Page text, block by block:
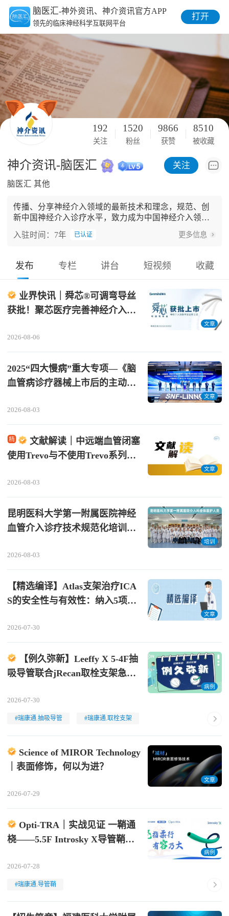
脑医汇-神外资讯、神介资讯官方APP
领先的临床神经科学互联网平台
打开
192
关注
1520
粉丝
9866
获赞
8510
被收藏
神介资讯-脑医汇 关注
脑医汇 其他
传播、分享神经介入领域的最新技术和理念，规范、创
新中国神经介入诊疗水平，致力成为中国神经介入领域
最专业的在线教育平台、线上会务平台、远程会诊转诊
平台、临床科研等平台。
入驻时间：7年 已认证 更多信息
发布 专栏 讲台 短视频 收藏
业界快讯｜舜芯®可调弯导丝
获批！聚芯医疗完善神经介入通
2026-08-06
文章
2025“四大慢病”重大专项—《脑
血管病诊疗器械上市后的主动监
参与协作中心招募通知
2026-08-03
文章
文献解读｜中远端血管闭塞
使用Trevo与不使用Trevo系列取
功率：一项多中心倾向性评分匹
配分析
2026-08-03
文章
昆明医科大学第一附属医院神经
血管介入诊疗技术规范化培训
2026-08-03
培训
【精选编译】Atlas支架治疗ICA
S的安全性与有效性：纳入5项研
荟萃分析
2026-07-30
文章
【例久弥新】Leeffy X 5-4F抽
吸导管联合jRecan取栓支架急诊
2026-07-30
病例
#瑞康通.抽吸导管 #瑞康通.取栓支架
Science of MIROR Technology
｜表面修饰，何以为进？
2026-07-29
文章
Opti-TRA｜实战见证 一鞘通
桡——5.5F Introsky X导管鞘病
2026-07-28
病例
#瑞康通.导管鞘